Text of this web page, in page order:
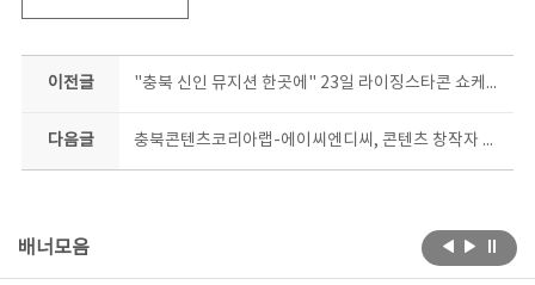
이전글 "충북 신인 뮤지션 한곳에" 23일 라이징스타콘 쇼케이스
다음글 충북콘텐츠코리아랩-에이씨엔디씨, 콘텐츠 창작자 육성 업무협약
배너모음